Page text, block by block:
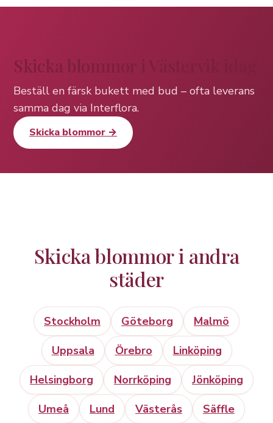
Skicka blommor i Västervik idag
Beställ en färsk bukett med bud – ofta leverans
samma dag via Interflora.
Skicka blommor →
Skicka blommor i andra
städer
Stockholm Göteborg
Malmö
Uppsala
Örebro
Linköping
Helsingborg
Norrköping
Jönköping
Umeå
Lund Västerås Säffle